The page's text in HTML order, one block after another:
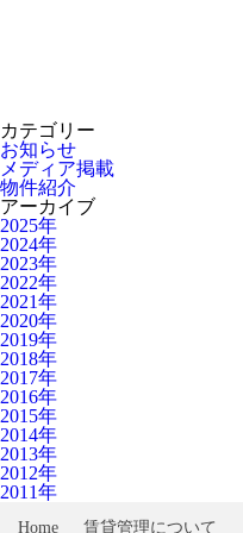
カテゴリー
お知らせ
メディア掲載
物件紹介
アーカイブ
2025年
2024年
2023年
2022年
2021年
2020年
2019年
2018年
2017年
2016年
2015年
2014年
2013年
2012年
2011年
Home 賃貸管理について